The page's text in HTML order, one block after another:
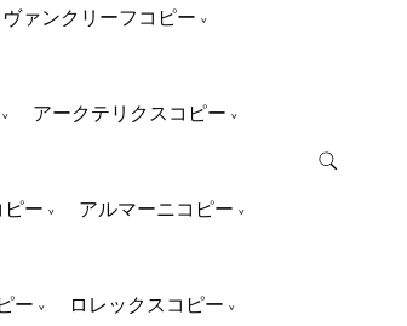
ヴァンクリーフコピー
アークテリクスコピー
ー アルマーニコピー
ー ロレックスコピー